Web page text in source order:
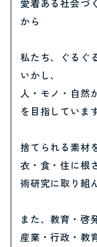
愛着ある社会づ
から
私たち、ぐるぐ
いかし、
人・モノ・自然
を目指しています
捨てられる素材
衣・食・住に根
術研究に取り組
また、教育・啓
産業・行政・教